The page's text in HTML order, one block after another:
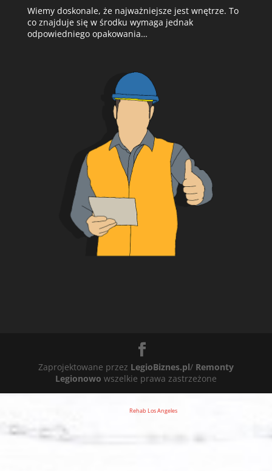
Wiemy doskonale, że najważniejsze jest wnętrze. To
co znajduje się w środku wymaga jednak
odpowiedniego opakowania…
Zaprojektowane przez LegioBiznes.pl/ Remonty
Legionowo wszelkie prawa zastrzeżone
Rehab Los Angeles